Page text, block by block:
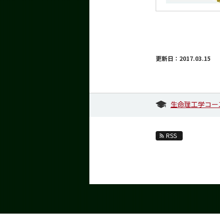
更新日：2017.03.15
生命理工学コー
RSS